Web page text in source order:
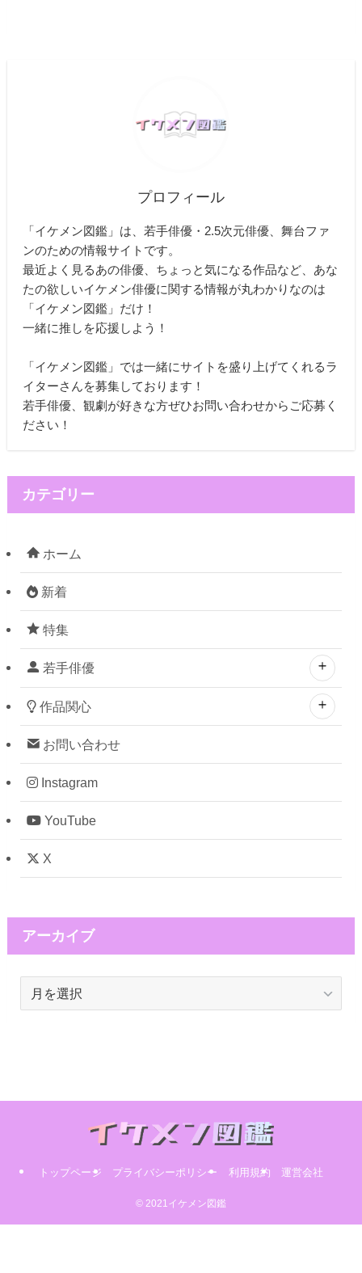
プロフィール
「イケメン図鑑」は、若手俳優・2.5次元俳優、舞台ファ
ンのための情報サイトです。
最近よく見るあの俳優、ちょっと気になる作品など、あな
たの欲しいイケメン俳優に関する情報が丸わかりなのは
「イケメン図鑑」だけ！
一緒に推しを応援しよう！
「イケメン図鑑」では一緒にサイトを盛り上げてくれるラ
イターさんを募集しております！
若手俳優、観劇が好きな方ぜひお問い合わせからご応募く
ださい！
カテゴリー
ホーム
新着
特集
若手俳優
作品関心
お問い合わせ
Instagram
YouTube
X
アーカイブ
トップページ プライバシーポリシー 利用規約 運営会社
© 2021イケメン図鑑